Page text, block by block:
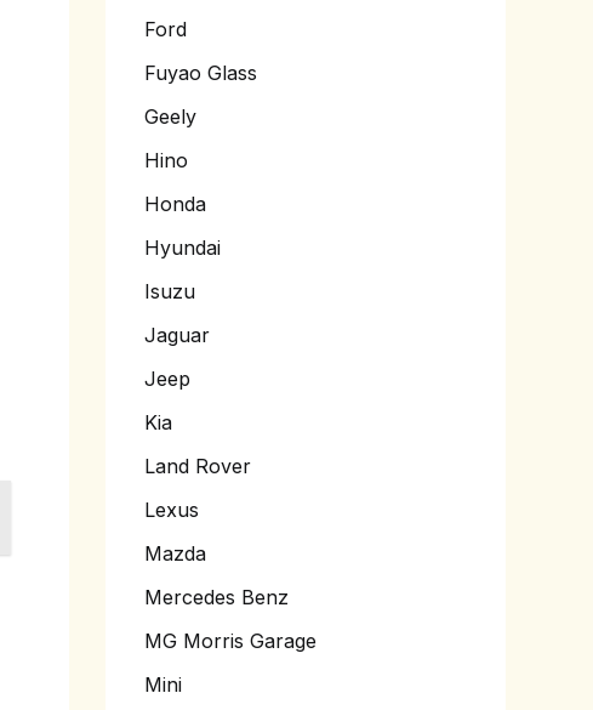
Ford
Fuyao Glass
Geely
Hino
Honda
Hyundai
Isuzu
Jaguar
Jeep
Kia
Land Rover
Lexus
Mazda
Mercedes Benz
MG Morris Garage
Mini